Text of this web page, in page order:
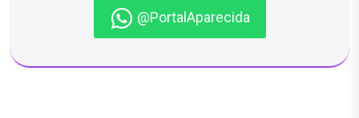
@PortalAparecida